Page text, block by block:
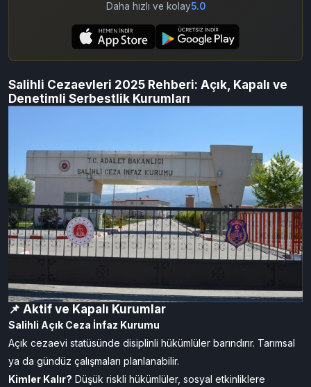
Mobil Uygulamayı Deneyin
Salihli Cezaevleri 2025 Rehberi: Açık, Kapalı ve
Denetimli Serbestlik Kurumları
📌 Aktif ve Kapalı Kurumlar